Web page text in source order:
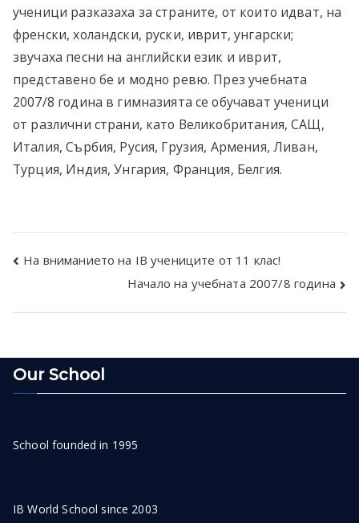
ученици разказаха за страните, от които идват, на
френски, холандски, руски, иврит, унгарски;
звучаха песни на английски език и иврит,
представено бе и модно ревю. През учебната
2007/8 година в гимназията се обучават ученици
от различни страни, като Великобритания, САЩ,
Италия, Сърбия, Русия, Грузия, Армения, Ливан,
Турция, Индия, Унгария, Франция, Белгия.
Post
navigation
На вниманието на IB учениците от 11 клас!
Начало на учебната 2007/8 година
Our School
School founded in 1995
IB World School since 2003